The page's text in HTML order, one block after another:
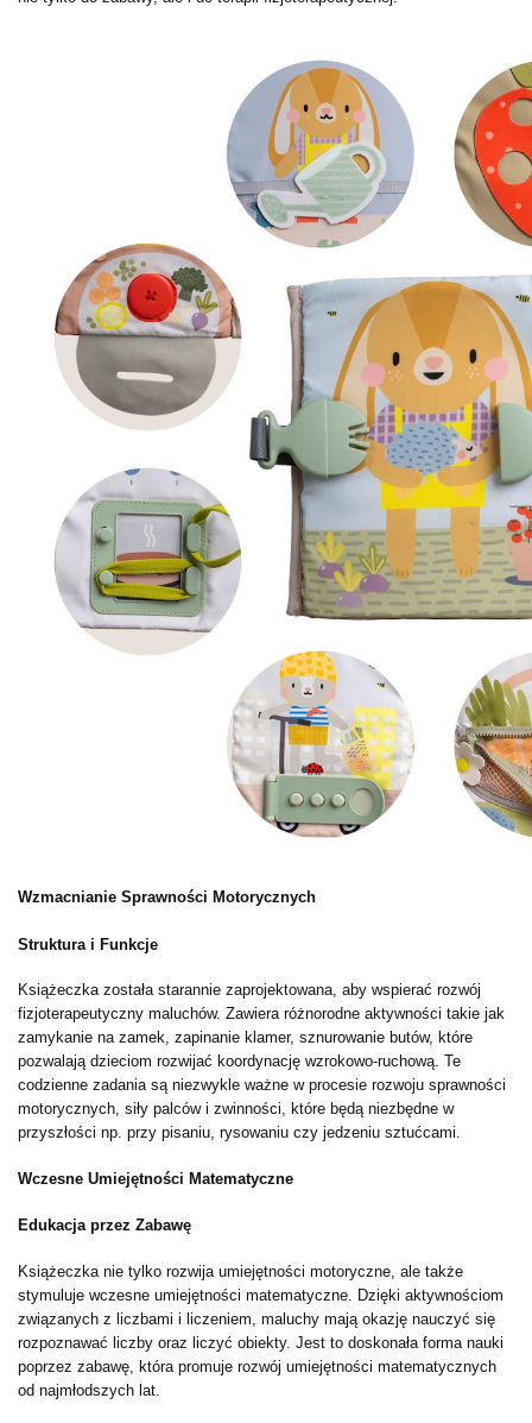
Wzmacnianie Sprawności Motorycznych
Struktura i Funkcje
Książeczka została starannie zaprojektowana, aby wspierać rozwój
fizjoterapeutyczny maluchów. Zawiera różnorodne aktywności takie jak
zamykanie na zamek, zapinanie klamer, sznurowanie butów, które
pozwalają dzieciom rozwijać koordynację wzrokowo-ruchową. Te
codzienne zadania są niezwykle ważne w procesie rozwoju sprawności
motorycznych, siły palców i zwinności, które będą niezbędne w
przyszłości np. przy pisaniu, rysowaniu czy jedzeniu sztućcami.
Wczesne Umiejętności Matematyczne
Edukacja przez Zabawę
Książeczka nie tylko rozwija umiejętności motoryczne, ale także
stymuluje wczesne umiejętności matematyczne. Dzięki aktywnościom
związanych z liczbami i liczeniem, maluchy mają okazję nauczyć się
rozpoznawać liczby oraz liczyć obiekty. Jest to doskonała forma nauki
poprzez zabawę, która promuje rozwój umiejętności matematycznych
od najmłodszych lat.